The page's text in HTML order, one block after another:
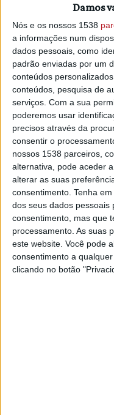
Damos
Nós e os nossos 1538
a informações num
dados pessoais, como
padrão enviadas por um
conteúdos
conteúdos, pesquisa de
serviços. Com a sua
poderemos usar
precisos através da
consentir o
nossos 1538 parceiros,
alternativa, pode aceder
alterar as suas
consentimento. Tenha
dos seus dados pessoais
consentimento, mas que
processamento. As suas
este website. Você pode
consentimento a
clicando no botão
11/
11/